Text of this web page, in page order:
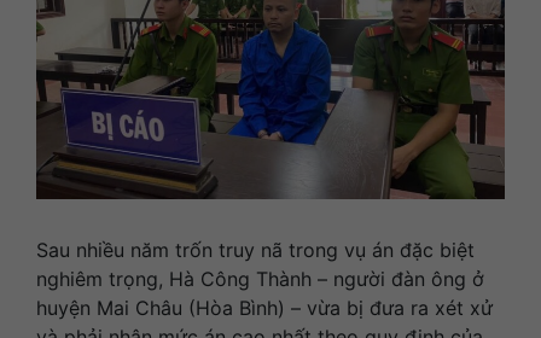
Sau nhiều năm trốn truy nã trong vụ án đặc biệt
nghiêm trọng, Hà Công Thành – người đàn ông ở
huyện Mai Châu (Hòa Bình) – vừa bị đưa ra xét xử